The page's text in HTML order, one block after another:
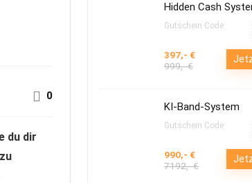
0
du dir
Hidden Cash
Gutschein Code:
397,- €
999,- €
KI-Band-System
Gutschein Code:
990,- €
7192,- €